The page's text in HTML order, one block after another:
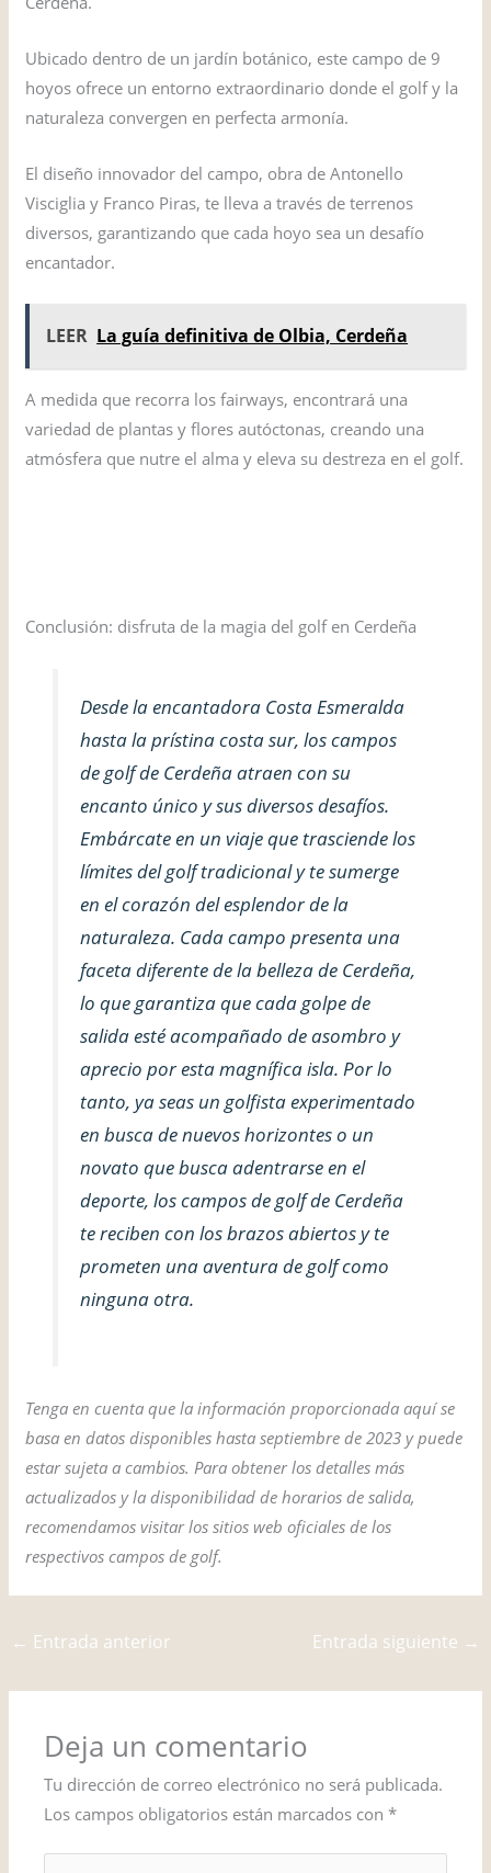
Ubicado dentro de un jardín botánico, este campo de 9
hoyos ofrece un entorno extraordinario donde el golf y la
naturaleza convergen en perfecta armonía.
El diseño innovador del campo, obra de Antonello
Visciglia y Franco Piras, te lleva a través de terrenos
diversos, garantizando que cada hoyo sea un desafío
encantador.
LEER La guía definitiva de Olbia, Cerdeña
A medida que recorra los fairways, encontrará una
variedad de plantas y flores autóctonas, creando una
atmósfera que nutre el alma y eleva su destreza en el golf.
Conclusión: disfruta de la magia del golf en Cerdeña
Desde la encantadora Costa Esmeralda
hasta la prístina costa sur, los campos
de golf de Cerdeña atraen con su
encanto único y sus diversos desafíos.
Embárcate en un viaje que trasciende los
límites del golf tradicional y te sumerge
en el corazón del esplendor de la
naturaleza. Cada campo presenta una
faceta diferente de la belleza de Cerdeña,
lo que garantiza que cada golpe de
salida esté acompañado de asombro y
aprecio por esta magnífica isla. Por lo
tanto, ya seas un golfista experimentado
en busca de nuevos horizontes o un
novato que busca adentrarse en el
deporte, los campos de golf de Cerdeña
te reciben con los brazos abiertos y te
prometen una aventura de golf como
ninguna otra.
Tenga en cuenta que la información proporcionada aquí se
basa en datos disponibles hasta septiembre de 2023 y puede
estar sujeta a cambios. Para obtener los detalles más
actualizados y la disponibilidad de horarios de salida,
recomendamos visitar los sitios web oficiales de los
respectivos campos de golf.
← Entrada anterior Entrada siguiente →
Deja un comentario
Tu dirección de correo electrónico no será publicada.
Los campos obligatorios están marcados con*